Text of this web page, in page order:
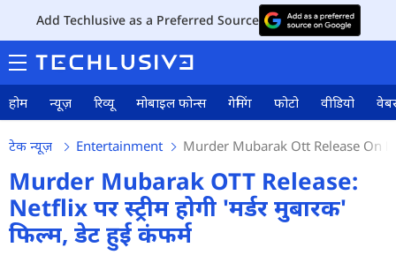
Add Techlusive as a Preferred Source
होम न्यूज़ रिव्यू मोबाइल फोन्स गेमिंग फोटो वीडियो
टेक न्यूज़ Entertainment Murder Mubarak Ott Release On
Murder Mubarak OTT Release:
Netflix पर स्ट्रीम होगी 'मर्डर मुबारक'
फिल्म, डेट हुई कंफर्म